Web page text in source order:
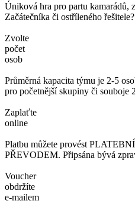
Úniková hra pro partu kamarádů,
Začátečníka či ostříleného
Zvolte
počet
osob
Průměrná kapacita týmu je 2-5
pro početnější skupiny či souboje
Zaplaťte
online
Platbu můžete provést
PŘEVODEM. Připsána bývá
Voucher
obdržíte
e-mailem